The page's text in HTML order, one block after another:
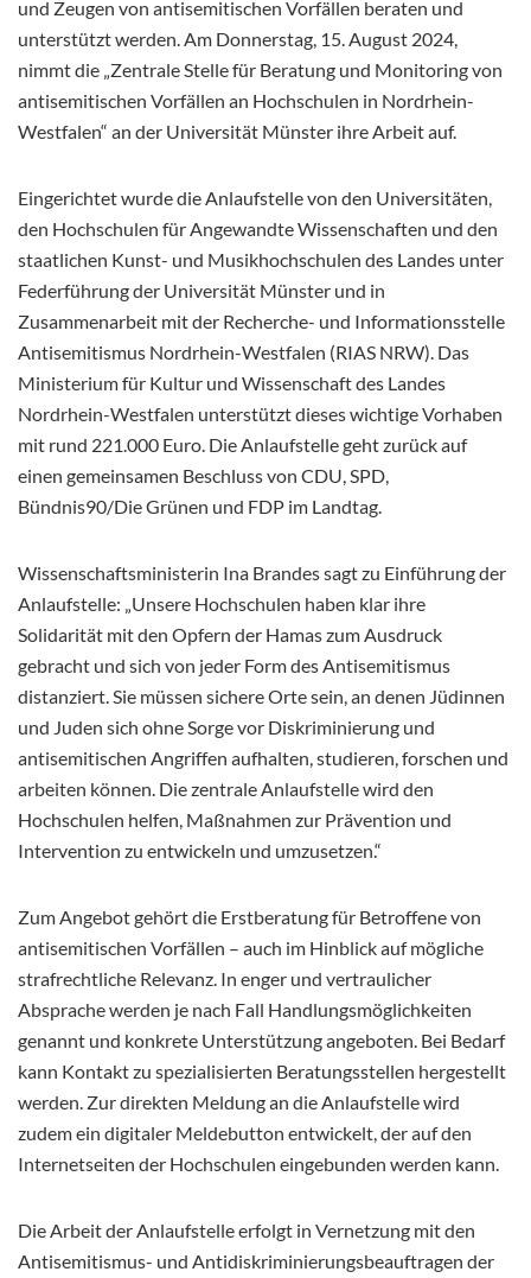
und Zeugen von antisemitischen Vorfällen beraten und
unterstützt werden. Am Donnerstag, 15. August 2024,
nimmt die „Zentrale Stelle für Beratung und Monitoring von
antisemitischen Vorfällen an Hochschulen in Nordrhein-
Westfalen“ an der Universität Münster ihre Arbeit auf.
Eingerichtet wurde die Anlaufstelle von den Universitäten,
den Hochschulen für Angewandte Wissenschaften und den
staatlichen Kunst- und Musikhochschulen des Landes unter
Federführung der Universität Münster und in
Zusammenarbeit mit der Recherche- und Informationsstelle
Antisemitismus Nordrhein-Westfalen (RIAS NRW). Das
Ministerium für Kultur und Wissenschaft des Landes
Nordrhein-Westfalen unterstützt dieses wichtige Vorhaben
mit rund 221.000 Euro. Die Anlaufstelle geht zurück auf
einen gemeinsamen Beschluss von CDU, SPD,
Bündnis90/Die Grünen und FDP im Landtag.
Wissenschaftsministerin Ina Brandes sagt zu Einführung der
Anlaufstelle: „Unsere Hochschulen haben klar ihre
Solidarität mit den Opfern der Hamas zum Ausdruck
gebracht und sich von jeder Form des Antisemitismus
distanziert. Sie müssen sichere Orte sein, an denen Jüdinnen
und Juden sich ohne Sorge vor Diskriminierung und
antisemitischen Angriffen aufhalten, studieren, forschen und
arbeiten können. Die zentrale Anlaufstelle wird den
Hochschulen helfen, Maßnahmen zur Prävention und
Intervention zu entwickeln und umzusetzen.“
Zum Angebot gehört die Erstberatung für Betroffene von
antisemitischen Vorfällen – auch im Hinblick auf mögliche
strafrechtliche Relevanz. In enger und vertraulicher
Absprache werden je nach Fall Handlungsmöglichkeiten
genannt und konkrete Unterstützung angeboten. Bei Bedarf
kann Kontakt zu spezialisierten Beratungsstellen hergestellt
werden. Zur direkten Meldung an die Anlaufstelle wird
zudem ein digitaler Meldebutton entwickelt, der auf den
Internetseiten der Hochschulen eingebunden werden kann.
Die Arbeit der Anlaufstelle erfolgt in Vernetzung mit den
Antisemitismus- und Antidiskriminierungsbeauftragen der